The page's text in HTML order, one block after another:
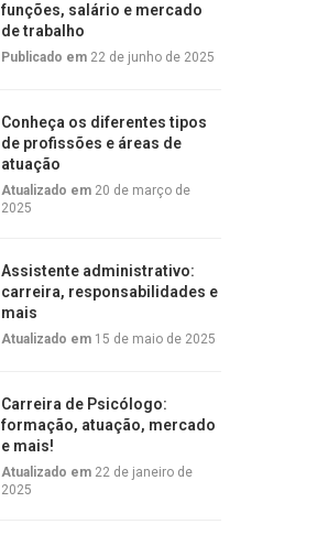
funções, salário e mercado
de trabalho
Publicado em 22 de junho de 2025
Conheça os diferentes tipos
de profissões e áreas de
atuação
Atualizado em 20 de março de
2025
Assistente administrativo:
carreira, responsabilidades e
mais
Atualizado em 15 de maio de 2025
Carreira de Psicólogo:
formação, atuação, mercado
e mais!
Atualizado em 22 de janeiro de
2025